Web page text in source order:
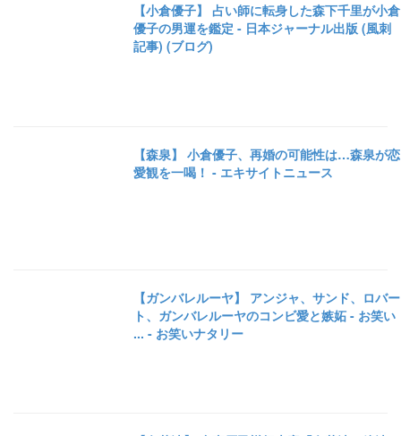
【小倉優子】 占い師に転身した森下千里が小倉
優子の男運を鑑定 - 日本ジャーナル出版 (風刺
記事) (ブログ)
【森泉】 小倉優子、再婚の可能性は…森泉が恋
愛観を一喝！ - エキサイトニュース
【ガンバレルーヤ】 アンジャ、サンド、ロバー
ト、ガンバレルーヤのコンビ愛と嫉妬 - お笑い
... - お笑いナタリー